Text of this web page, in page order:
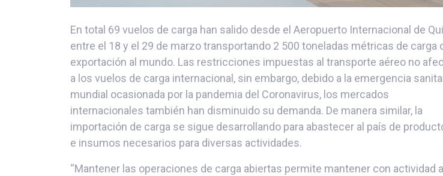
En total 69 vuelos de carga han salido desde el Aeropuerto Internacional de
entre el 18 y el 29 de marzo transportando 2 500 toneladas métricas de carga
exportación al mundo. Las restricciones impuestas al transporte aéreo no
a los vuelos de carga internacional, sin embargo, debido a la emergencia
mundial ocasionada por la pandemia del Coronavirus, los mercados
internacionales también han disminuido su demanda. De manera similar, la
importación de carga se sigue desarrollando para abastecer al país de
e insumos necesarios para diversas actividades.
“Mantener las operaciones de carga abiertas permite mantener con actividad al